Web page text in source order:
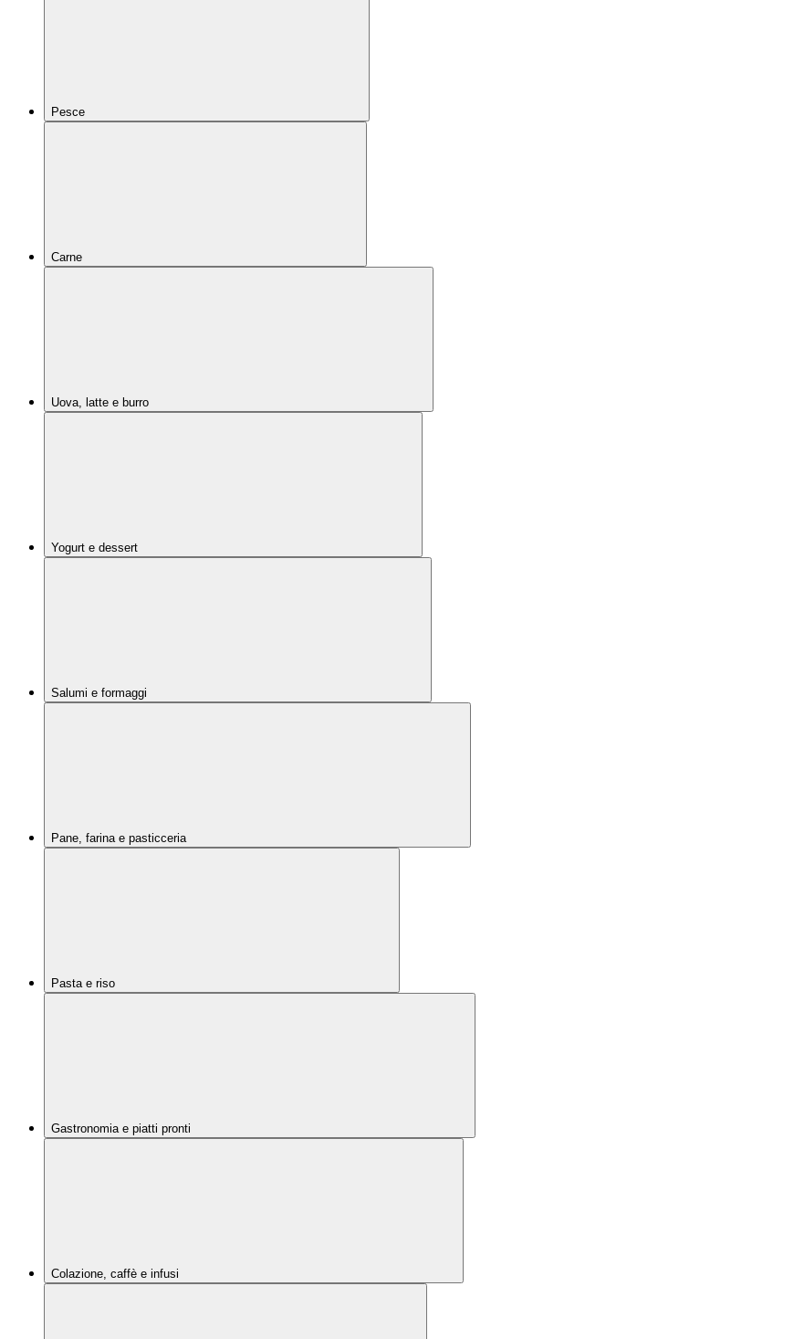
Pesce
Carne
Uova, latte e burro
Yogurt e dessert
Salumi e formaggi
Pane, farina e pasticceria
Pasta e riso
Gastronomia e piatti pronti
Colazione, caffè e infusi